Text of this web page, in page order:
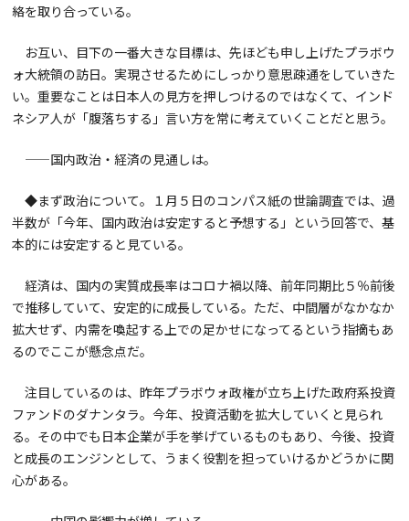
絡を取り合っている。
お互い、目下の一番大きな目標は、先ほども申し上げたプラボウ
ォ大統領の訪日。実現させるためにしっかり意思疎通をしていきた
い。重要なことは日本人の見方を押しつけるのではなくて、インド
ネシア人が「腹落ちする」言い方を常に考えていくことだと思う。
——国内政治・経済の見通しは。
◆まず政治について。１月５日のコンパス紙の世論調査では、過
半数が「今年、国内政治は安定すると予想する」という回答で、基
本的には安定すると見ている。
経済は、国内の実質成長率はコロナ禍以降、前年同期比５％前後
で推移していて、安定的に成長している。ただ、中間層がなかなか
拡大せず、内需を喚起する上での足かせになってるという指摘もあ
るのでここが懸念点だ。
注目しているのは、昨年プラボウォ政権が立ち上げた政府系投資
ファンドのダナンタラ。今年、投資活動を拡大していくと見られ
る。その中でも日本企業が手を挙げているものもあり、今後、投資
と成長のエンジンとして、うまく役割を担っていけるかどうかに関
心がある。